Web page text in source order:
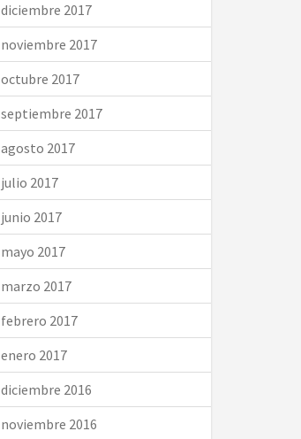
diciembre 2017
noviembre 2017
octubre 2017
septiembre 2017
agosto 2017
julio 2017
junio 2017
mayo 2017
marzo 2017
febrero 2017
enero 2017
diciembre 2016
noviembre 2016